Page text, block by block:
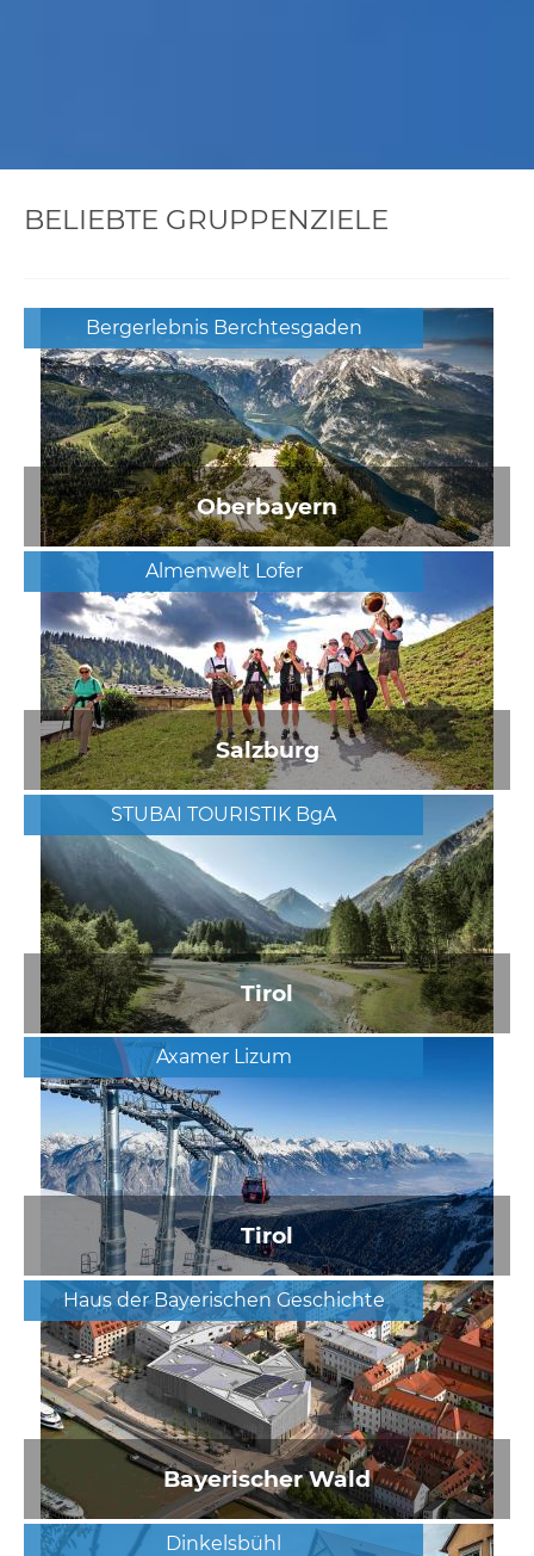
BELIEBTE GRUPPENZIELE
Bergerlebnis Berchtesgaden
Oberbayern
Almenwelt Lofer
Salzburg
STUBAI TOURISTIK BgA
Tirol
Axamer Lizum
Tirol
Haus der Bayerischen Geschichte
Bayerischer Wald
Dinkelsbühl